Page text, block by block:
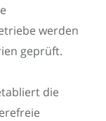
werden
geprüft.
die